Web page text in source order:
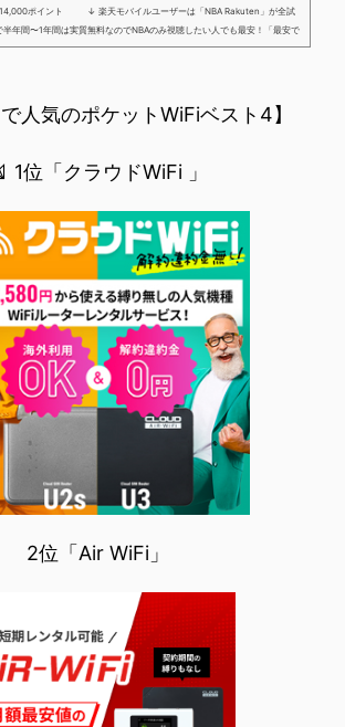
14,000ポイント ↓ 楽天モバイルユーザーは「NBA Rakuten」が全試
〜1年間は実質無料なのでNBAのみ視聴したい人でも最安！「最安で
ルを契約すること」というもはや意味不明な状況...楽天モバイルでNBAを
で人気のポケットWiFiベスト4】
1位「クラウドWiFi 」
2位「Air WiFi」